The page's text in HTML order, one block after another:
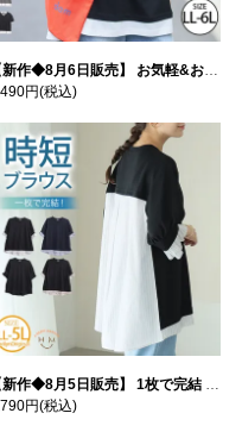
作◆8月6日販売】 お気軽&お手軽 選べるデザイン 接触冷感 レイヤード風 コットン トップス | 大きいサイズの通販ならハッピーマリリン
円(税込)
作◆8月5日販売】 1枚で完結 袖口＆バック フハク使い トップス | 大きいサイズの通販ならハッピーマリリン
円(税込)